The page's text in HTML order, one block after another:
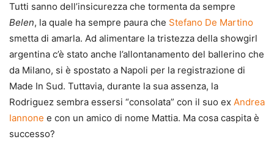
Tutti sanno dell’insicurezza che tormenta da sempre
Belen, la quale ha sempre paura che Stefano De Martino
smetta di amarla. Ad alimentare la tristezza della showgirl
argentina c’è stato anche l’allontanamento del ballerino che
da Milano, si è spostato a Napoli per la registrazione di
Made In Sud. Tuttavia, durante la sua assenza, la
Rodriguez sembra essersi “consolata” con il suo ex Andrea
Iannone e con un amico di nome Mattia. Ma cosa caspita è
successo?